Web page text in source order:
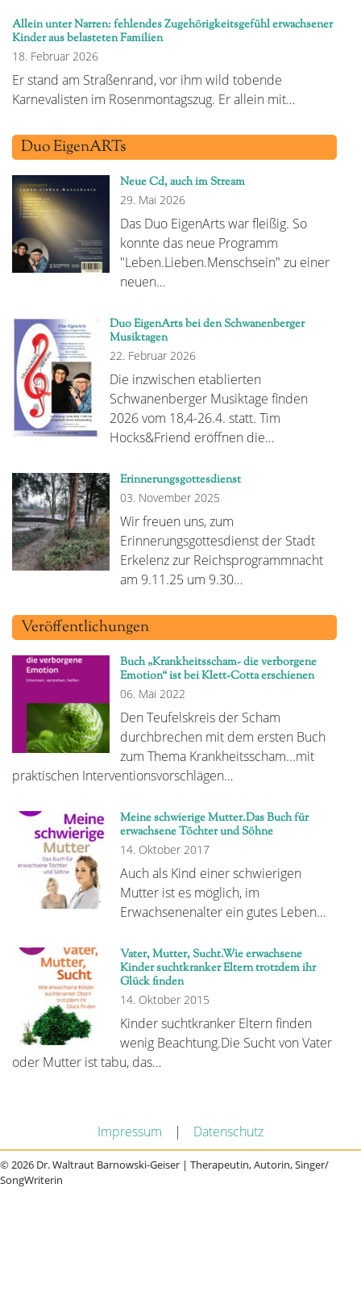
Allein unter Narren: fehlendes Zugehörigkeitsgefühl erwachsener
Kinder aus belasteten Familien
18. Februar 2026
Er stand am Straßenrand, vor ihm wild tobende
Karnevalisten im Rosenmontagszug. Er allein mit…
Duo EigenARTs
Neue Cd, auch im Stream
29. Mai 2026
Das Duo EigenArts war fleißig. So
konnte das neue Programm
"Leben.Lieben.Menschsein" zu einer
neuen…
Duo EigenArts bei den Schwanenberger
Musiktagen
22. Februar 2026
Die inzwischen etablierten
Schwanenberger Musiktage finden
2026 vom 18,4-26.4. statt. Tim
Hocks&Friend eröffnen die…
Erinnerungsgottesdienst
03. November 2025
Wir freuen uns, zum
Erinnerungsgottesdienst der Stadt
Erkelenz zur Reichsprogrammnacht
am 9.11.25 um 9.30…
Veröffentlichungen
Buch „Krankheitsscham- die verborgene
Emotion“ ist bei Klett-Cotta erschienen
06. Mai 2022
Den Teufelskreis der Scham
durchbrechen mit dem ersten Buch
zum Thema Krankheitsscham...mit
praktischen Interventionsvorschlägen…
Meine schwierige Mutter.Das Buch für
erwachsene Töchter und Söhne
14. Oktober 2017
Auch als Kind einer schwierigen
Mutter ist es möglich, im
Erwachsenenalter ein gutes Leben…
Vater, Mutter, Sucht.Wie erwachsene
Kinder suchtkranker Eltern trotzdem ihr
Glück finden
14. Oktober 2015
Kinder suchtkranker Eltern finden
wenig Beachtung.Die Sucht von Vater
oder Mutter ist tabu, das…
Impressum | Datenschutz
© 2026 Dr. Waltraut Barnowski-Geiser | Therapeutin, Autorin, Singer/
SongWriterin